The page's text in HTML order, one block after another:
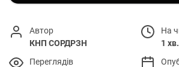
Автор
КНП СОРДРЗН
На
1 хв.
Переглядів